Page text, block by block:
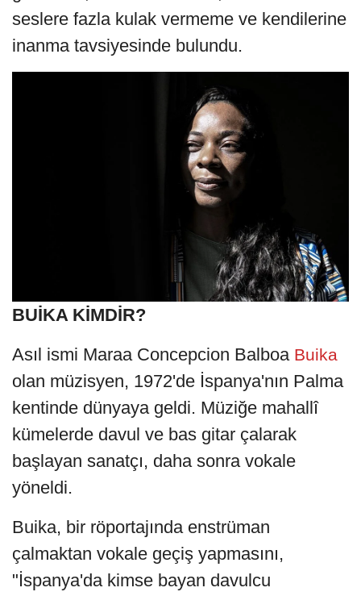
seslere fazla kulak vermeme ve kendilerine
inanma tavsiyesinde bulundu.
BUİKA KİMDİR?
Asıl ismi Maraa Concepcion Balboa Buika
olan müzisyen, 1972'de İspanya'nın Palma
kentinde dünyaya geldi. Müziğe mahallî
kümelerde davul ve bas gitar çalarak
başlayan sanatçı, daha sonra vokale
yöneldi.
Buika, bir röportajında enstrüman
çalmaktan vokale geçiş yapmasını,
"İspanya'da kimse bayan davulcu